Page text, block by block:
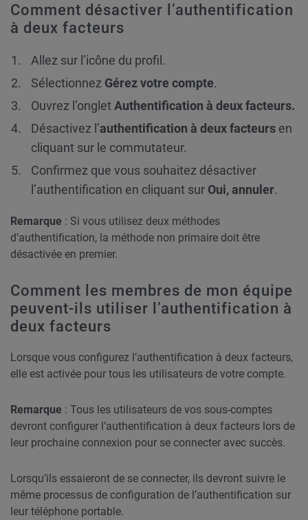
Comment désactiver l’authentification
à deux facteurs
Allez sur l’icône du profil.
Sélectionnez Gérez votre compte.
Ouvrez l’onglet Authentification à deux facteurs.
Désactivez l’authentification à deux facteurs en
cliquant sur le commutateur.
Confirmez que vous souhaitez désactiver
l’authentification en cliquant sur Oui, annuler.
Remarque : Si vous utilisez deux méthodes
d’authentification, la méthode non primaire doit être
désactivée en premier.
Comment les membres de mon équipe
peuvent-ils utiliser l’authentification à
deux facteurs
Lorsque vous configurez l’authentification à deux facteurs,
elle est activée pour tous les utilisateurs de votre compte.
Remarque : Tous les utilisateurs de vos sous-comptes
devront configurer l’authentification à deux facteurs lors de
leur prochaine connexion pour se connecter avec succès.
Lorsqu’ils essaieront de se connecter, ils devront suivre le
même processus de configuration de l’authentification sur
leur téléphone portable.